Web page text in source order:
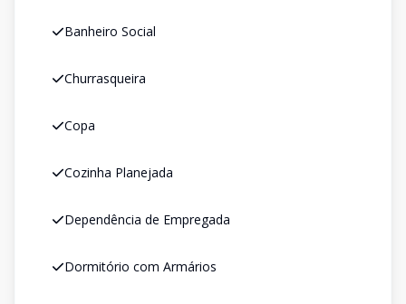
Banheiro Social
Churrasqueira
Copa
Cozinha Planejada
Dependência de Empregada
Dormitório com Armários